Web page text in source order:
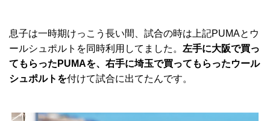
息子は一時期けっこう長い間、試合の時は上記PUMAとウ
ールシュポルトを同時利用してました。 左手に大阪で買っ
てもらったPUMAを、右手に埼玉で買ってもらったウール
シュポルトを付けて試合に出てたんです。